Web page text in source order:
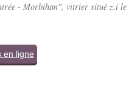
- Morbihan", vitrier situé z.i le
en ligne